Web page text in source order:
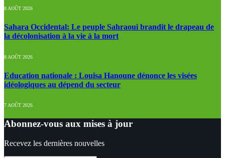
8 AOÛT 2026
Sahara Occidental: Le peuple Sahraoui brandit le drapeau de
la décolonisation à la vie à la mort
8 AOÛT 2026
Education nationale : Louisa Hanoune dénonce les visées
idéologiques au dépend du secteur
7 AOÛT 2026
Abonnez-vous aux mises à jour
Recevez les dernières nouvelles